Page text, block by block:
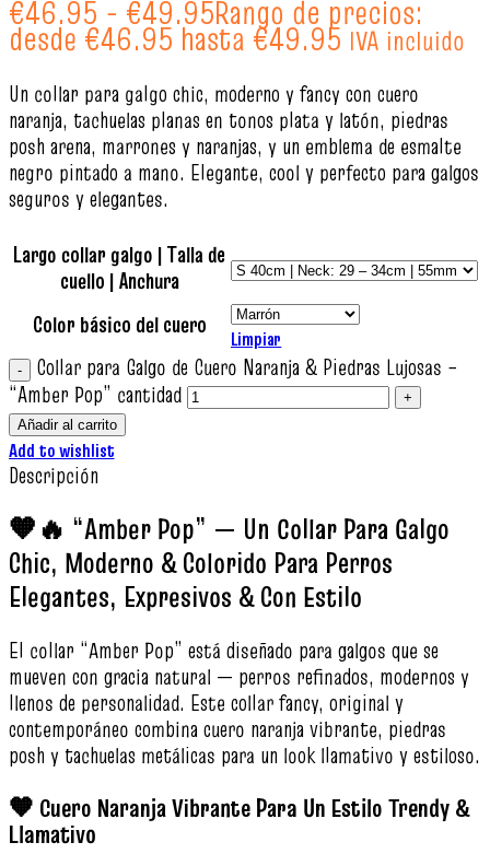
€46.95 - €49.95Rango de precios:
desde €46.95 hasta €49.95 IVA incluido
Un collar para galgo chic, moderno y fancy con cuero
naranja, tachuelas planas en tonos plata y latón, piedras
posh arena, marrones y naranjas, y un emblema de esmalte
negro pintado a mano. Elegante, cool y perfecto para galgos
seguros y elegantes.
Largo collar galgo | Talla de
cuello | Anchura
Color básico del cuero
Limpiar
Collar para Galgo de Cuero Naranja & Piedras Lujosas –
“Amber Pop” cantidad
Añadir al carrito
Add to wishlist
Descripción
🧡🔥 “Amber Pop” — Un Collar Para Galgo
Chic, Moderno & Colorido Para Perros
Elegantes, Expresivos & Con Estilo
El collar “Amber Pop” está diseñado para galgos que se
mueven con gracia natural — perros refinados, modernos y
llenos de personalidad. Este collar fancy, original y
contemporáneo combina cuero naranja vibrante, piedras
posh y tachuelas metálicas para un look llamativo y estiloso.
🧡 Cuero Naranja Vibrante Para Un Estilo Trendy &
Llamativo